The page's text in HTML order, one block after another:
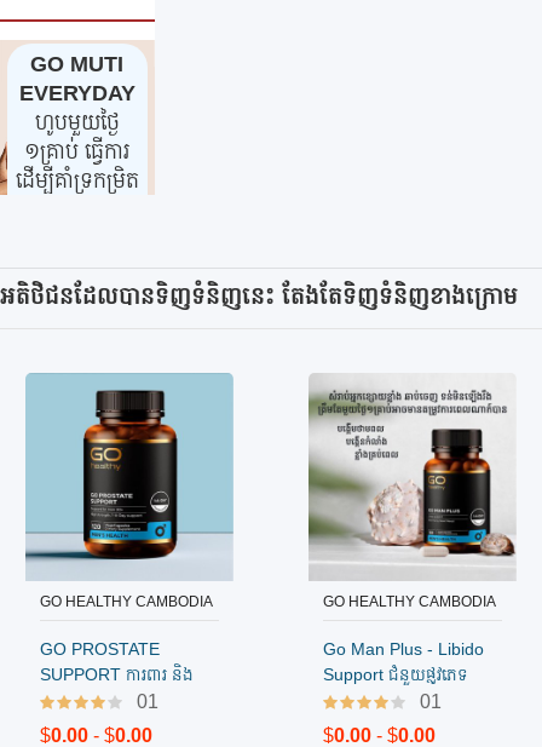
GO MUTI
EVERYDAY
ហូបមួយថ្ងៃ
១គ្រាប់ ធ្វើការ
ដើម្បីគាំទ្រកម្រិត
និងសុខុមាល
ភាពទូទៅ
អតិថិជនដែលបានទិញទំនិញនេះ តែងតែទិញទំនិញខាងក្រោម
បញ្ជាទិញ
GO HEALTHY CAMBODIA
GO PROSTATE
SUPPORT ការពារ និង
ព្យាលបាលក្រពេញប្រូស្តាត
01
$0.00 - $0.00
បញ្ជាទិញ
GO HEALTHY CAMBODIA
Go Man Plus - Libido
Support ជំនួយផ្លូវភេទ
បុរស​
01
$0.00 - $0.00